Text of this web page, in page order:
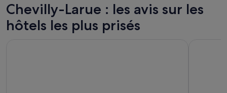
e
n
a
u
Chevilly-Larue : les avis sur les
hôtels les plus prisés